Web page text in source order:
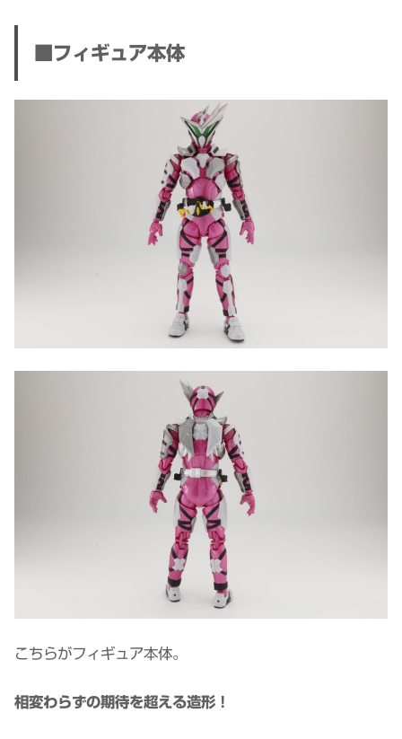
■フィギュア本体
こちらがフィギュア本体。
相変わらずの期待を超える造形！